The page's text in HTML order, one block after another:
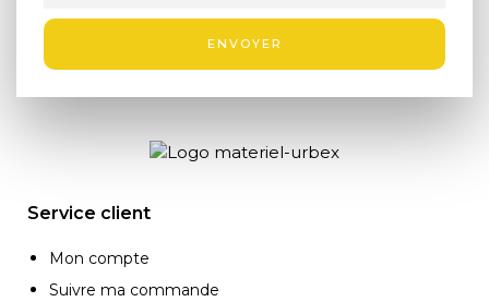
ENVOYER
Service client
Mon compte
Suivre ma commande